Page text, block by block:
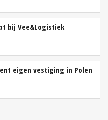
bij Vee&Logistiek
eigen vestiging in Polen